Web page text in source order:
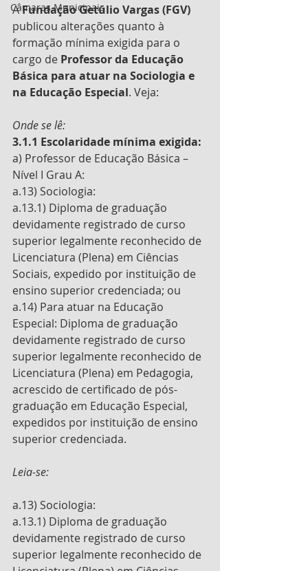
Câmaras Municipais
A Fundação Getúlio Vargas (FGV)
publicou alterações quanto à
formação mínima exigida para o
cargo de Professor da Educação
Básica para atuar na Sociologia e
na Educação Especial. Veja:
Onde se lê:
3.1.1 Escolaridade mínima exigida:
a) Professor de Educação Básica –
Nível I Grau A:
a.13) Sociologia:
a.13.1) Diploma de graduação
devidamente registrado de curso
superior legalmente reconhecido de
Licenciatura (Plena) em Ciências
Sociais, expedido por instituição de
ensino superior credenciada; ou
a.14) Para atuar na Educação
Especial: Diploma de graduação
devidamente registrado de curso
superior legalmente reconhecido de
Licenciatura (Plena) em Pedagogia,
acrescido de certificado de pós-
graduação em Educação Especial,
expedidos por instituição de ensino
superior credenciada.
Leia-se:
a.13) Sociologia:
a.13.1) Diploma de graduação
devidamente registrado de curso
superior legalmente reconhecido de